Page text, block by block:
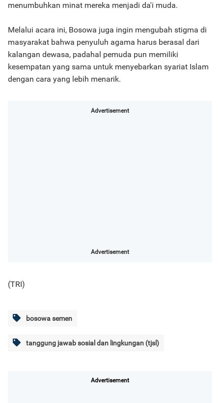
menumbuhkan minat mereka menjadi da'i muda.
Melalui acara ini, Bosowa juga ingin mengubah stigma di
masyarakat bahwa penyuluh agama harus berasal dari
kalangan dewasa, padahal pemuda pun memiliki
kesempatan yang sama untuk menyebarkan syariat Islam
dengan cara yang lebih menarik.
Advertisement
Advertisement
(TRI)
bosowa semen
tanggung jawab sosial dan lingkungan (tjsl)
Advertisement